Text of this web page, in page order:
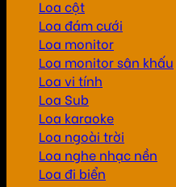
Loa cột
Loa đám cưới
Loa monitor
Loa monitor sân khấu
Loa vi tính
Loa Sub
Loa karaoke
Loa ngoài trời
Loa nghe nhạc nền
Loa đi biển